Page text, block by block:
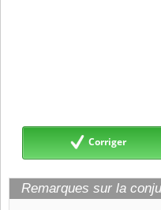
Corriger
Remarques sur la